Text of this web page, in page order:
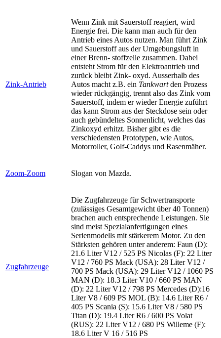
Zink-Antrieb
Wenn Zink mit Sauerstoff reagiert, wird
Energie frei. Die kann man auch für den
Antrieb eines Autos nutzen. Man führt Zink
und Sauerstoff aus der Umgebungsluft in
einer Brenn- stoffzelle zusammen. Dabei
entsteht Strom für den Elektroantrieb und
zurück bleibt Zink- oxyd. Ausserhalb des
Autos macht z.B. ein Tankwartden Prozess
wieder rückgängig, trennt also das Zink vom
Sauerstoff, indem er wieder Energie zuführt
das kann Strom aus der Steckdose sein oder
auch gebündeltes Sonnenlicht, welches das
Zinkoxyd erhitzt. Bisher gibt es die
verschiedensten Prototypen, wie Autos,
Motorroller, Golf-Caddys und Rasenmäher.
Zoom-Zoom Slogan von Mazda.
Zugfahrzeuge
Die Zugfahrzeuge für Schwertransporte
(zulässiges Gesamtgewicht über 40 Tonnen)
brachen auch entsprechende Leistungen. Sie
sind meist Spezialanfertigungen eines
Serienmodells mit stärkerem Motor. Zu den
Stärksten gehören unter anderem: Faun (D):
21.6 Liter V12 / 525 PS Nicolas (F): 22 Liter
V12 / 760 PS Mack (USA): 28 Liter V12 /
700 PS Mack (USA): 29 Liter V12 / 1060 PS
MAN (D): 18.3 Liter V10 / 660 PS MAN
(D): 22 Liter V12 / 798 PS Mercedes (D):16
Liter V8 / 609 PS MOL (B): 14.6 Liter R6 /
405 PS Scania (S): 15.6 Liter V8 / 580 PS
Titan (D): 19.4 Liter R6 / 600 PS Volat
(RUS): 22 Liter V12 / 680 PS Willeme (F):
18.6 Liter V 16 / 516 PS